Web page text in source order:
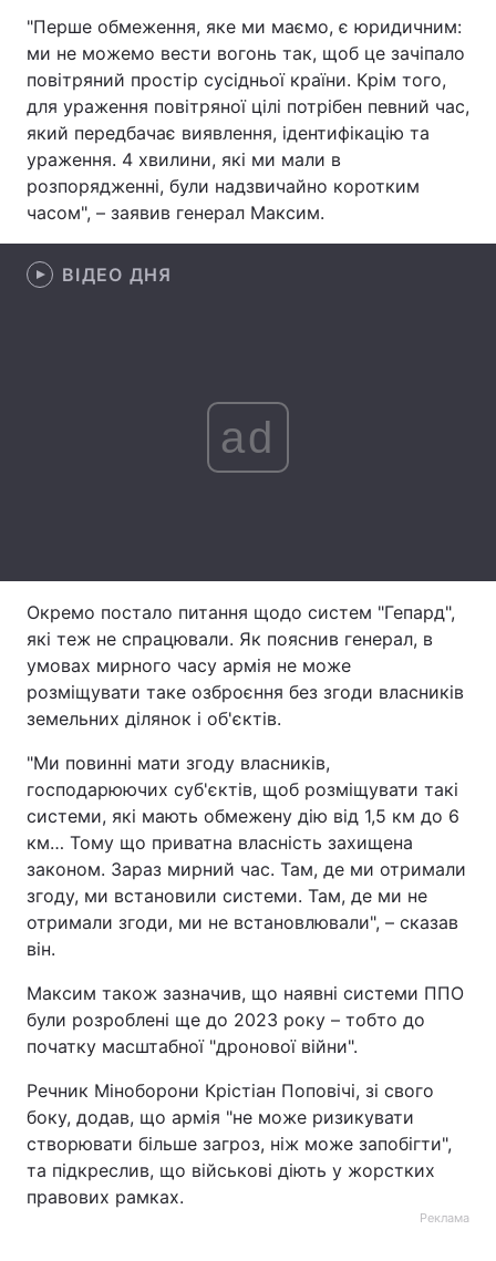
Техно і зв'язок Лайт
Зброя Інциденти
Здоров'я Туризм
Цікавинки Погода
Лонгріди
Вакансії
Тема оформлення
"Перше обмеження, яке ми маємо, є юридичним:
ми не можемо вести вогонь так, щоб це зачіпало
повітряний простір сусідньої країни. Крім того,
для ураження повітряної цілі потрібен певний час,
який передбачає виявлення, ідентифікацію та
ураження. 4 хвилини, які ми мали в
розпорядженні, були надзвичайно коротким
часом", – заявив генерал Максим.
ВІДЕО ДНЯ
ad
Окремо постало питання щодо систем "Гепард",
які теж не спрацювали. Як пояснив генерал, в
умовах мирного часу армія не може
розміщувати таке озброєння без згоди власників
земельних ділянок і об'єктів.
"Ми повинні мати згоду власників,
господарюючих суб'єктів, щоб розміщувати такі
системи, які мають обмежену дію від 1,5 км до 6
км… Тому що приватна власність захищена
законом. Зараз мирний час. Там, де ми отримали
згоду, ми встановили системи. Там, де ми не
отримали згоди, ми не встановлювали", – сказав
він.
Максим також зазначив, що наявні системи ППО
були розроблені ще до 2023 року – тобто до
початку масштабної "дронової війни".
Речник Міноборони Крістіан Поповічі, зі свого
боку, додав, що армія "не може ризикувати
створювати більше загроз, ніж може запобігти",
та підкреслив, що військові діють у жорстких
правових рамках.
Реклама